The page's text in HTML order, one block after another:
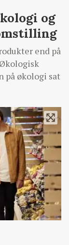
og
end på
på økologi sat